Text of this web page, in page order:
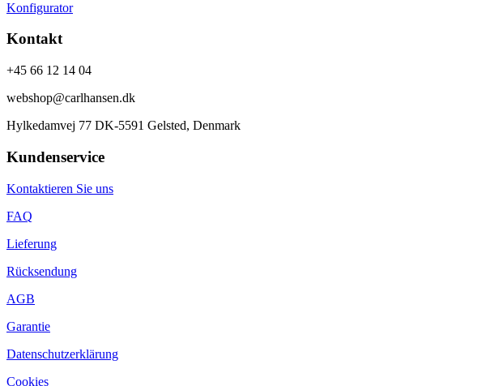
Konfigurator
Kontakt
+45 66 12 14 04
webshop@carlhansen.dk
Hylkedamvej 77 DK-5591 Gelsted, Denmark
Kundenservice
Kontaktieren Sie uns
FAQ
Lieferung
Rücksendung
AGB
Garantie
Datenschutzerklärung
Cookies